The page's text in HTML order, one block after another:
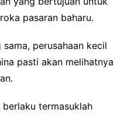
pasaran baharu.
perusahaan kecil
pasti akan melihatnya
berlaku termasuklah